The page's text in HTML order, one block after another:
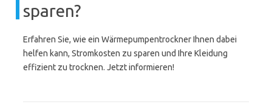
sparen?
Erfahren Sie, wie ein Wärmepumpentrockner Ihnen dabei
helfen kann, Stromkosten zu sparen und Ihre Kleidung
effizient zu trocknen. Jetzt informieren!